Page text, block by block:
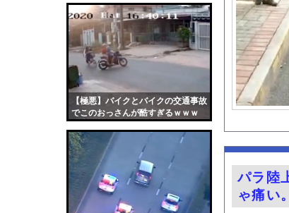
【極悪】バイクとバイクの交通事故
でこのおっさんが酷すぎるｗｗｗ
中国「台風接
韓国国会、サ
日本旅行キャ
うちのネコ
【衝撃】若い
『BanG
【朗報】ビッ
【Mステ】西
姫野美南ア
【悲報】埼玉
パラ陸
ゃ痛い。